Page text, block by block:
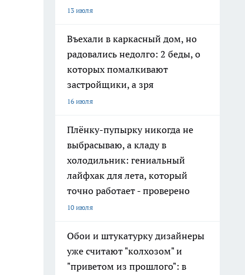
13 июля
Въехали в каркасный дом, но
радовались недолго: 2 беды, о
которых помалкивают
застройщики, а зря
16 июля
Плёнку-пупырку никогда не
выбрасываю, а кладу в
холодильник: гениальный
лайфхак для лета, который
точно работает - проверено
10 июля
Обои и штукатурку дизайнеры
уже считают "колхозом" и
"приветом из прошлого": в